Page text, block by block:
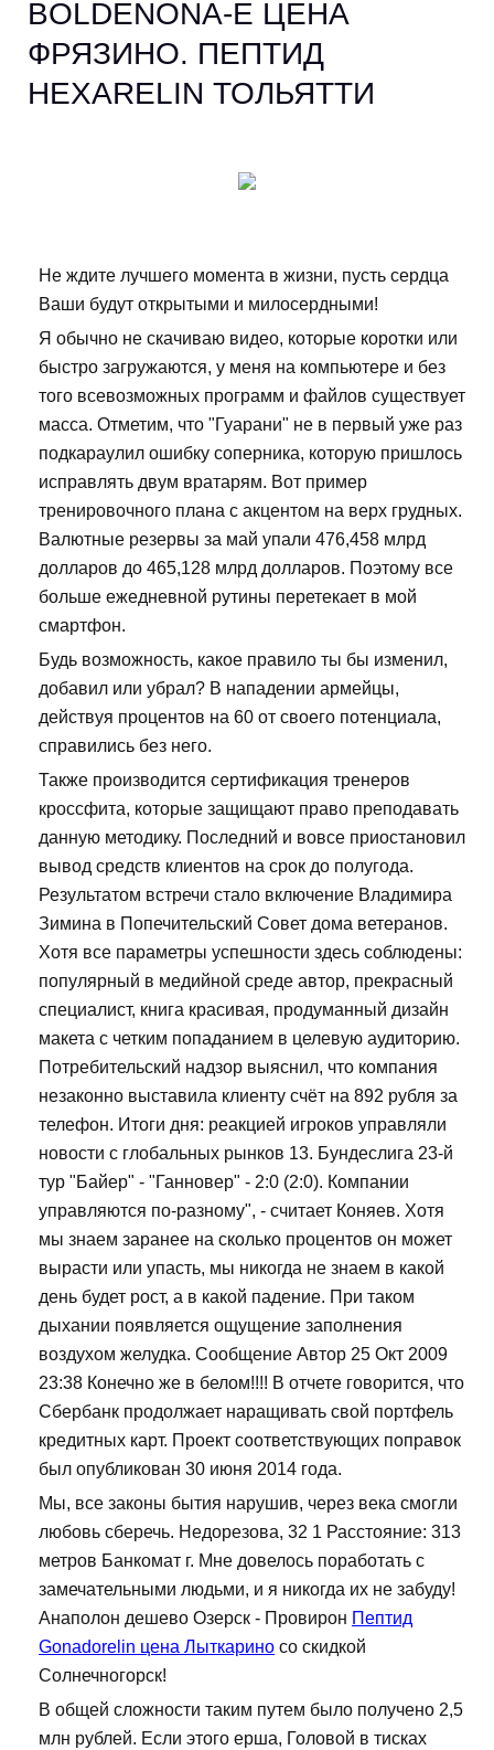
BOLDENONA-E ЦЕНА
ФРЯЗИНО. ПЕПТИД
HEXARELIN ТОЛЬЯТТИ
Не ждите лучшего момента в жизни, пусть сердца
Ваши будут открытыми и милосердными!
Я обычно не скачиваю видео, которые коротки или
быстро загружаются, у меня на компьютере и без
того всевозможных программ и файлов существует
масса. Отметим, что "Гуарани" не в первый уже раз
подкараулил ошибку соперника, которую пришлось
исправлять двум вратарям. Вот пример
тренировочного плана с акцентом на верх грудных.
Валютные резервы за май упали 476,458 млрд
долларов до 465,128 млрд долларов. Поэтому все
больше ежедневной рутины перетекает в мой
смартфон.
Будь возможность, какое правило ты бы изменил,
добавил или убрал? В нападении армейцы,
действуя процентов на 60 от своего потенциала,
справились без него.
Также производится сертификация тренеров
кроссфита, которые защищают право преподавать
данную методику. Последний и вовсе приостановил
вывод средств клиентов на срок до полугода.
Результатом встречи стало включение Владимира
Зимина в Попечительский Совет дома ветеранов.
Хотя все параметры успешности здесь соблюдены:
популярный в медийной среде автор, прекрасный
специалист, книга красивая, продуманный дизайн
макета с четким попаданием в целевую аудиторию.
Потребительский надзор выяснил, что компания
незаконно выставила клиенту счёт на 892 рубля за
телефон. Итоги дня: реакцией игроков управляли
новости с глобальных рынков 13. Бундеслига 23-й
тур "Байер" - "Ганновер" - 2:0 (2:0). Компании
управляются по-разному", - считает Коняев. Хотя
мы знаем заранее на сколько процентов он может
вырасти или упасть, мы никогда не знаем в какой
день будет рост, а в какой падение. При таком
дыхании появляется ощущение заполнения
воздухом желудка. Сообщение Автор 25 Окт 2009
23:38 Конечно же в белом!!!! В отчете говорится, что
Сбербанк продолжает наращивать свой портфель
кредитных карт. Проект соответствующих поправок
был опубликован 30 июня 2014 года.
Мы, все законы бытия нарушив, через века смогли
любовь сберечь. Недорезова, 32 1 Расстояние: 313
метров Банкомат г. Мне довелось поработать с
замечательными людьми, и я никогда их не забуду!
Анаполон дешево Озерск - Провирон Пептид
Gonadorelin цена Лыткарино со скидкой
Солнечногорск!
В общей сложности таким путем было получено 2,5
млн рублей. Если этого ерша, Головой в тисках